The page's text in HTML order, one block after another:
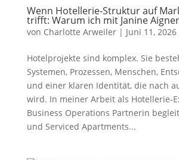
Wenn Hotellerie‑Struktur auf
trifft: Warum ich mit Janine
von Charlotte Arweiler| Juni 11, 2026
Hotelprojekte sind komplex. Sie
Systemen, Prozessen, Menschen,
und einer klaren Identität, die nach
wird. In meiner Arbeit als
Business Operations Partnerin
und Serviced Apartments...